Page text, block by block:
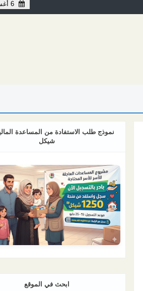
6 أغسطس, 2026
شيكل
ابحث في الموقع